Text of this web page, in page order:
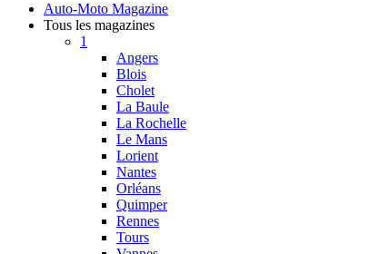
Auto-Moto Magazine
Tous les magazines
1
Angers
Blois
Cholet
La Baule
La Rochelle
Le Mans
Lorient
Nantes
Orléans
Quimper
Rennes
Tours